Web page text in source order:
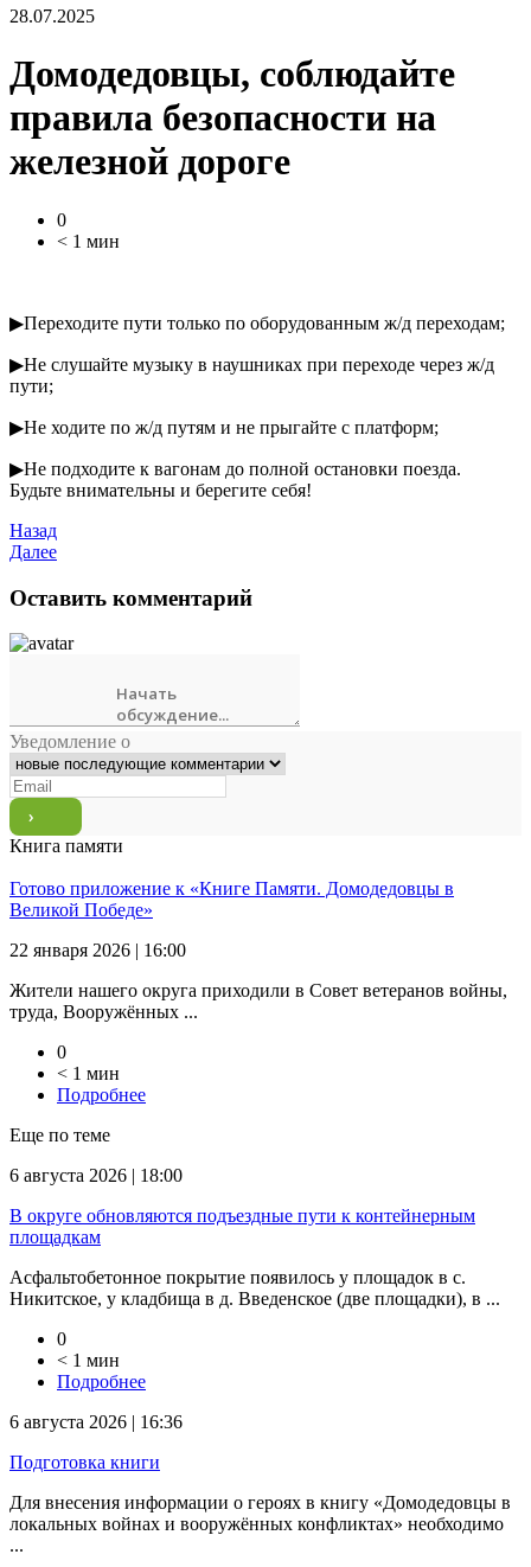
28.07.2025
Домодедовцы, соблюдайте
правила безопасности на
железной дороге
0
< 1 мин
▶Переходите пути только по оборудованным ж/д переходам;
▶Не слушайте музыку в наушниках при переходе через ж/д
пути;
▶Не ходите по ж/д путям и не прыгайте с платформ;
▶Не подходите к вагонам до полной остановки поезда.
Будьте внимательны и берегите себя!
Назад
Далее
Оставить комментарий
Уведомление о
Книга памяти
Готово приложение к «Книге Памяти. Домодедовцы в
Великой Победе»
22 января 2026 | 16:00
Жители нашего округа приходили в Совет ветеранов войны,
труда, Вооружённых ...
0
< 1 мин
Подробнее
Еще по теме
6 августа 2026 | 18:00
В округе обновляются подъездные пути к контейнерным
площадкам
Асфальтобетонное покрытие появилось у площадок в с.
Никитское, у кладбища в д. Введенское (две площадки), в ...
0
< 1 мин
Подробнее
6 августа 2026 | 16:36
Подготовка книги
Для внесения информации о героях в книгу «Домодедовцы в
локальных войнах и вооружённых конфликтах» необходимо
...